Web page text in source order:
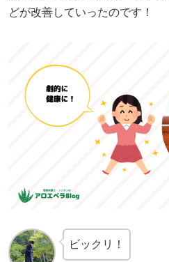
どが改善していったのです！
ビックリ！